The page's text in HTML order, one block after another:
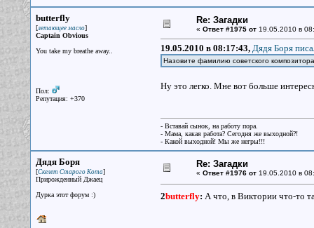
butterfly
[летающее масло]
Captain Obvious
You take my breathe away..
Пол:
Репутация: +370
Re: Загадки
« Ответ #1975 от19.05.2010 в
19.05.2010 в 08:17:43, Дядя Боря
Назовите фамилию советского
Ну это легко. Мне вот больше
- Вставай сынок, на работу пора.
- Мама, какая работа? Сегодня же выходной?!
- Какой выходной! Мы же негры!!!
Дядя Боря
[Скелет Старого Кота]
Прирожденный Джаец
Дурка этот форум :)
Re: Загадки
« Ответ #1976 от19.05.2010 в
2butterfly: А что, в Виктории что-то